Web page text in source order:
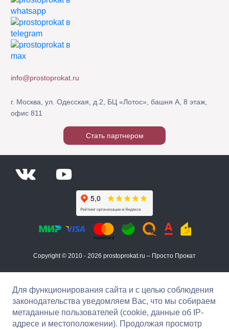
info@prostoprokat.ru
г. Москва, ул. Одесская, д.2, БЦ «Лотос», башня А, 8 этаж,
офис 811
Стать партнером
Copyright © 2010 - 2026 prostoprokat.ru – Просто Прокат
Для функционирования сайта и с целью соблюдения
законодательства уведомляем Вас, что мы собираем
метаданные пользователей (cookie, данные об IP-
адресе и местоположении). Продолжая просмотр